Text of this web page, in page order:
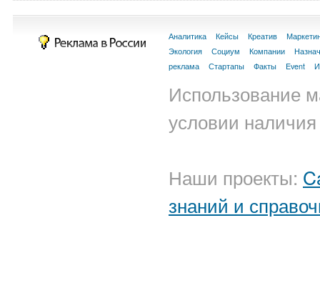
Аналитика Кейсы Креатив
Экология
Социум Компании
реклама
Стартапы Факты Event
Использование
условии
Наши проекты:
знаний и